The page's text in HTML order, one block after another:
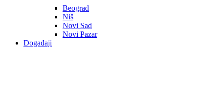
Beograd
Niš
Novi Sad
Novi Pazar
Događaji